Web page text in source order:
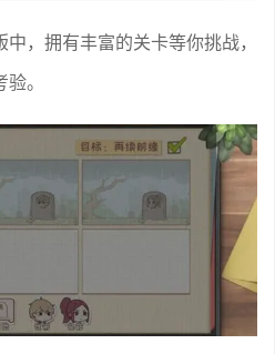
，拥有丰富的关卡等你挑战，
。